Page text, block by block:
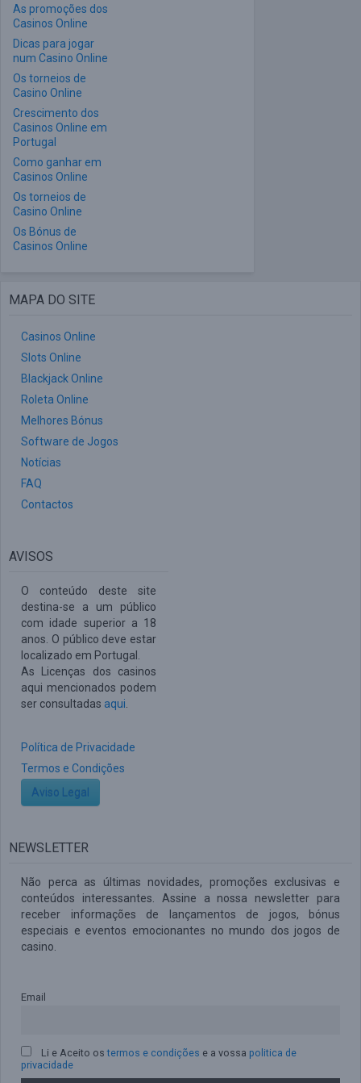
As promoções dos
Casinos Online
Dicas para jogar
num Casino Online
Os torneios de
Casino Online
Crescimento dos
Casinos Online em
Portugal
Como ganhar em
Casinos Online
Os torneios de
Casino Online
Os Bónus de
Casinos Online
MAPA DO SITE
Casinos Online
Slots Online
Blackjack Online
Roleta Online
Melhores Bónus
Software de Jogos
Notícias
FAQ
Contactos
AVISOS
O conteúdo deste site
destina-se a um público
com idade superior a 18
anos. O público deve estar
localizado em Portugal.
As Licenças dos casinos
aqui mencionados podem
ser consultadas aqui
Política de Privacidade
Termos e Condições
Aviso Legal
NEWSLETTER
Não perca as últimas novidades, promoções exclusivas e
conteúdos interessantes. Assine a nossa newsletter para
receber informações de lançamentos de jogos, bónus
especiais e eventos emocionantes no mundo dos jogos de
casino.
Email
Li e Aceito ostermos e condições e a vossa politica de
privacidade